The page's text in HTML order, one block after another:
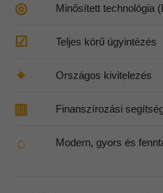
◎ Minősített technológia
☑ Teljes körű ügyintézés
⌖ Országos kivitelezés
▥ Finanszírozási
⌂ Modern, gyors és